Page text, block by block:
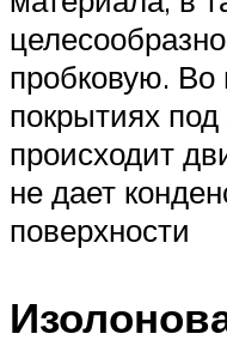
пробковую. Во
покрытиях
происходит
не дает
поверхности